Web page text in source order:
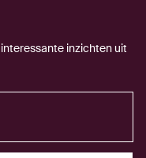
inzichten uit